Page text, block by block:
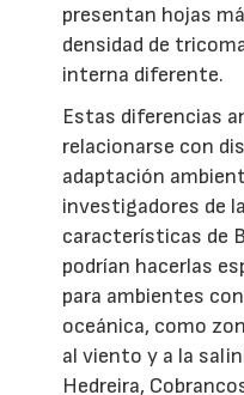
presentan hojas
densidad de
interna diferente.
Estas diferencias
relacionarse con
adaptación
investigadores de
características de
podrían hacerlas
para ambientes
oceánica, como
al viento y a la
Hedreira,